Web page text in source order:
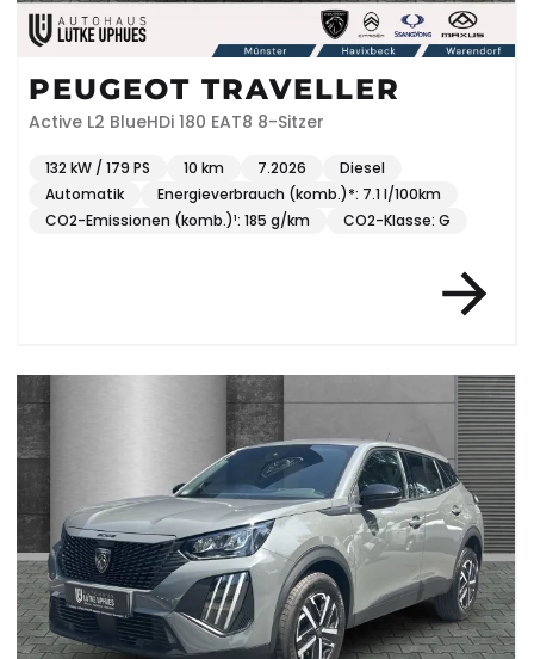
PEUGEOT TRAVELLER
Active L2 BlueHDi 180 EAT8 8-Sitzer
132 kW / 179 PS 10 km 7.2026
Diesel
Automatik
Energieverbrauch (komb.)*: 7.1 l/100km
CO2-Emissionen (komb.)¹: 185 g/km
CO2-Klasse: G